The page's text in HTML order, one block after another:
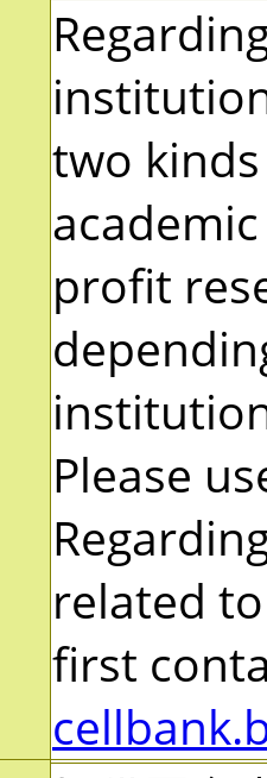
two
profit
Please
related
first